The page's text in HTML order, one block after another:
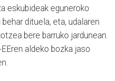
eskubideak eguneroko
dituela, eta, udalaren
bere barruko jardunean.
aldeko bozka jaso